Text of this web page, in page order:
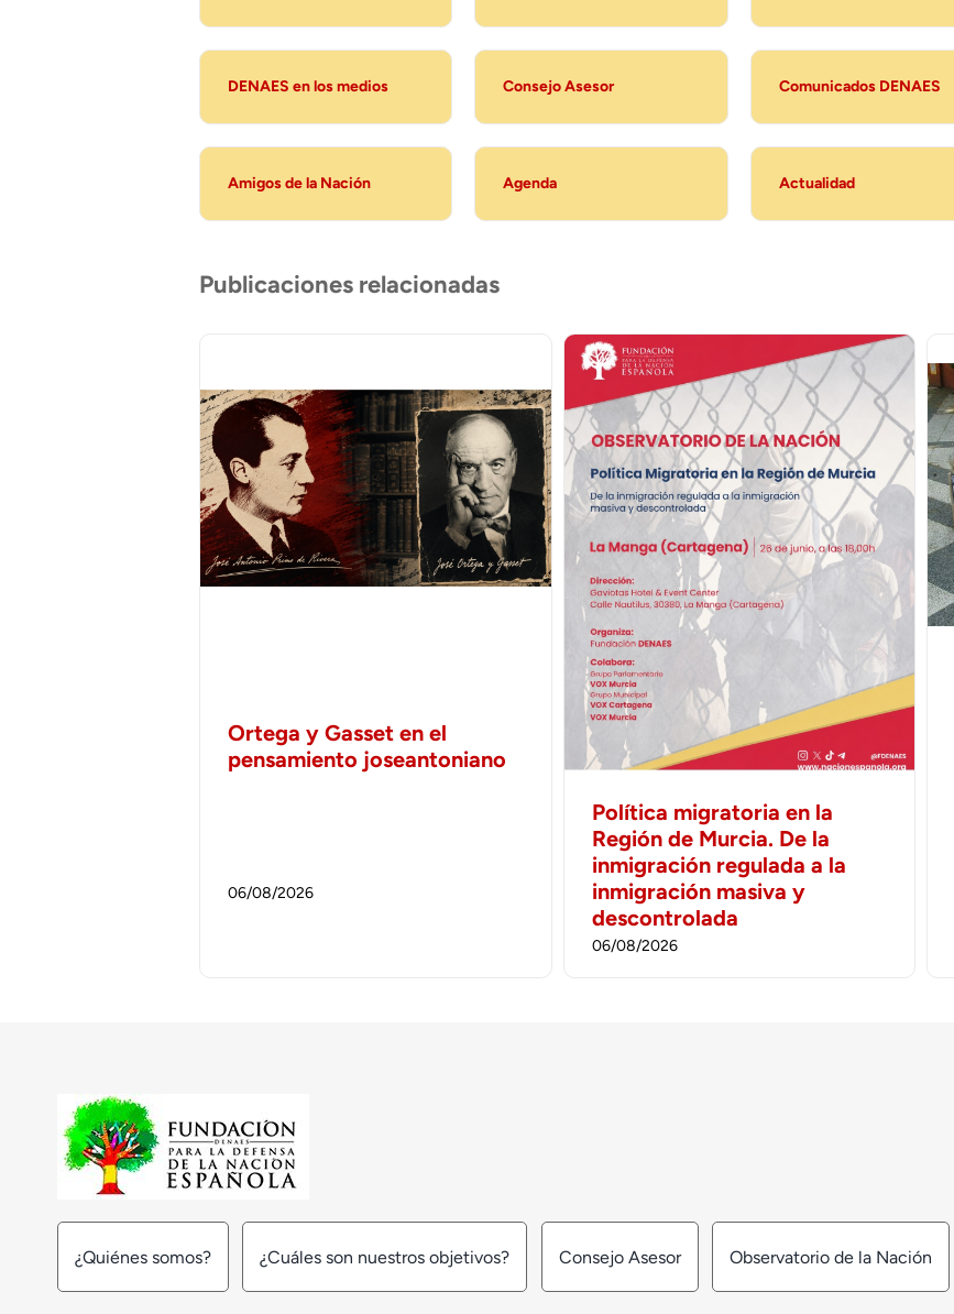
DENAES en los medios Consejo Asesor Comunicados DENAES
Amigos de la Nación Agenda Actualidad
Publicaciones relacionadas
Ortega y Gasset en el
pensamiento joseantoniano
06/08/2026
Política migratoria en la
Región de Murcia. De la
inmigración regulada a la
inmigración masiva y
descontrolada
06/08/2026
¿Quiénes somos? ¿Cuáles son nuestros objetivos? Consejo Asesor Observatorio de la Nación